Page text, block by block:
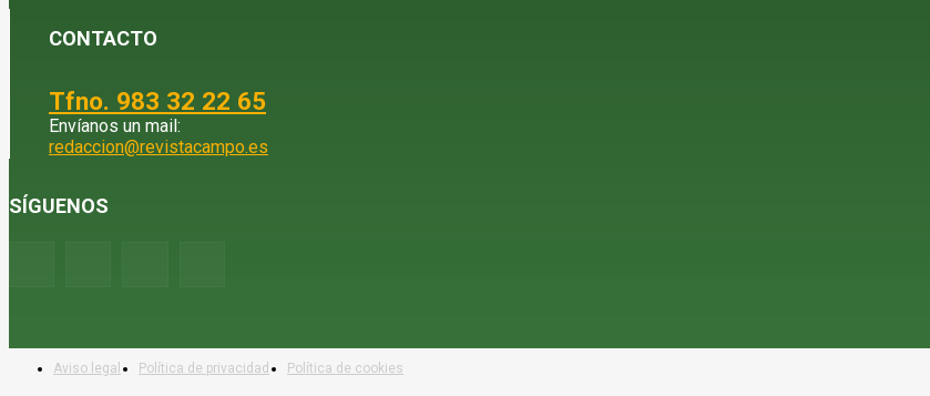
CONTACTO
Tfno. 983 32 22 65
Envíanos un mail:
redaccion@revistacampo.es
SÍGUENOS
Aviso legal Política de privacidad Política de cookies